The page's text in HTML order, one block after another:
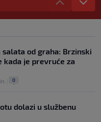
kriza: Kultni stadion
od graha: Brzinski
kada je prevruće za
0
dolazi u službenu